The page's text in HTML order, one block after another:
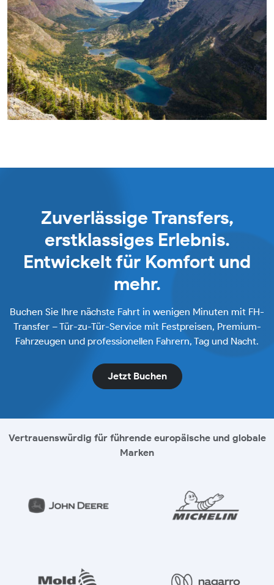
Zuverlässige Transfers,
erstklassiges Erlebnis.
Entwickelt für Komfort und
mehr.
Buchen Sie Ihre nächste Fahrt in wenigen Minuten mit FH-
Transfer – Tür-zu-Tür-Service mit Festpreisen, Premium-
Fahrzeugen und professionellen Fahrern, Tag und Nacht.
Jetzt Buchen
Vertrauenswürdig für führende europäische und globale
Marken